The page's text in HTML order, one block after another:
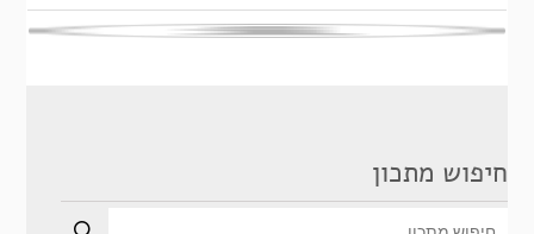
חיפוש מתכון